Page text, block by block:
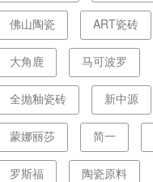
佛山陶瓷 ART瓷砖
大角鹿 马可波罗
全抛釉瓷砖 新中源
蒙娜丽莎 简一
罗斯福 陶瓷原料